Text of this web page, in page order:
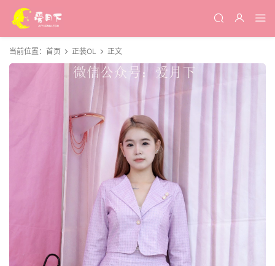
当前位置： 首页 正装OL 正文